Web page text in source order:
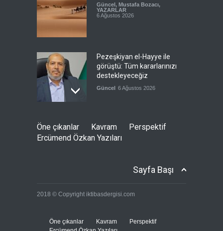
Güncel , Mustafa Bozacı,
YAZARLAR
6 Ağustos 2026
Pezeşkiyan el-Hayye ile
görüştü: Tüm kararlarınızı
destekleyeceğiz
Güncel 6 Ağustos 2026
İsrail şirketi Volkswagen
fabrikasında silah üretecek
gerçek mühimmatla
Öne çıkanlar Kavram
Perspektif
Ercümend Özkan Yazıları
Sayfa Başı
2018 © Copyright iktibasdergisi.com
Öne çıkanlar Kavram
Perspektif